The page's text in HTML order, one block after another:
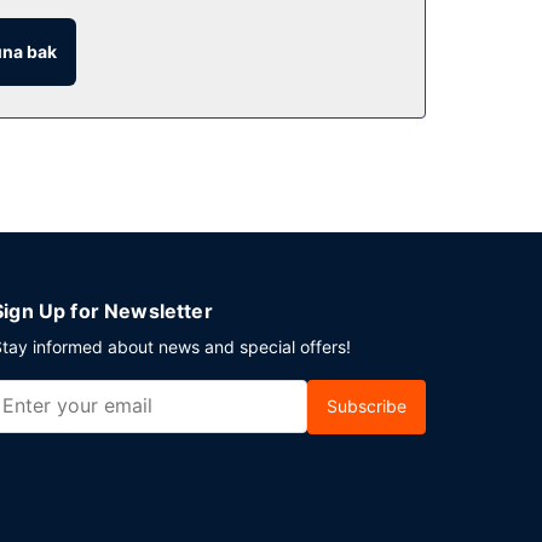
salonu ile dikkat çekiyor. Ayrıca 24 saat oda
bak
Up for Newsletter
informed about news and special offers!
Subscribe